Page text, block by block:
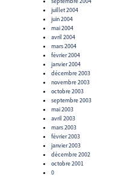
juillet 2004
juin 2004
mai 2004
avril 2004
mars 2004
février 2004
janvier 2004
décembre 2003
novembre 2003
octobre 2003
septembre 2003
mai 2003
avril 2003
mars 2003
février 2003
janvier 2003
décembre 2002
octobre 2001
0